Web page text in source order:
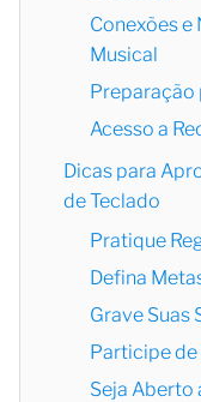
Conexões
Musical
Preparação
Acesso a
Dicas para
de Teclado
Pratique
Defina
Grave Suas
Participe de
Seja Aberto